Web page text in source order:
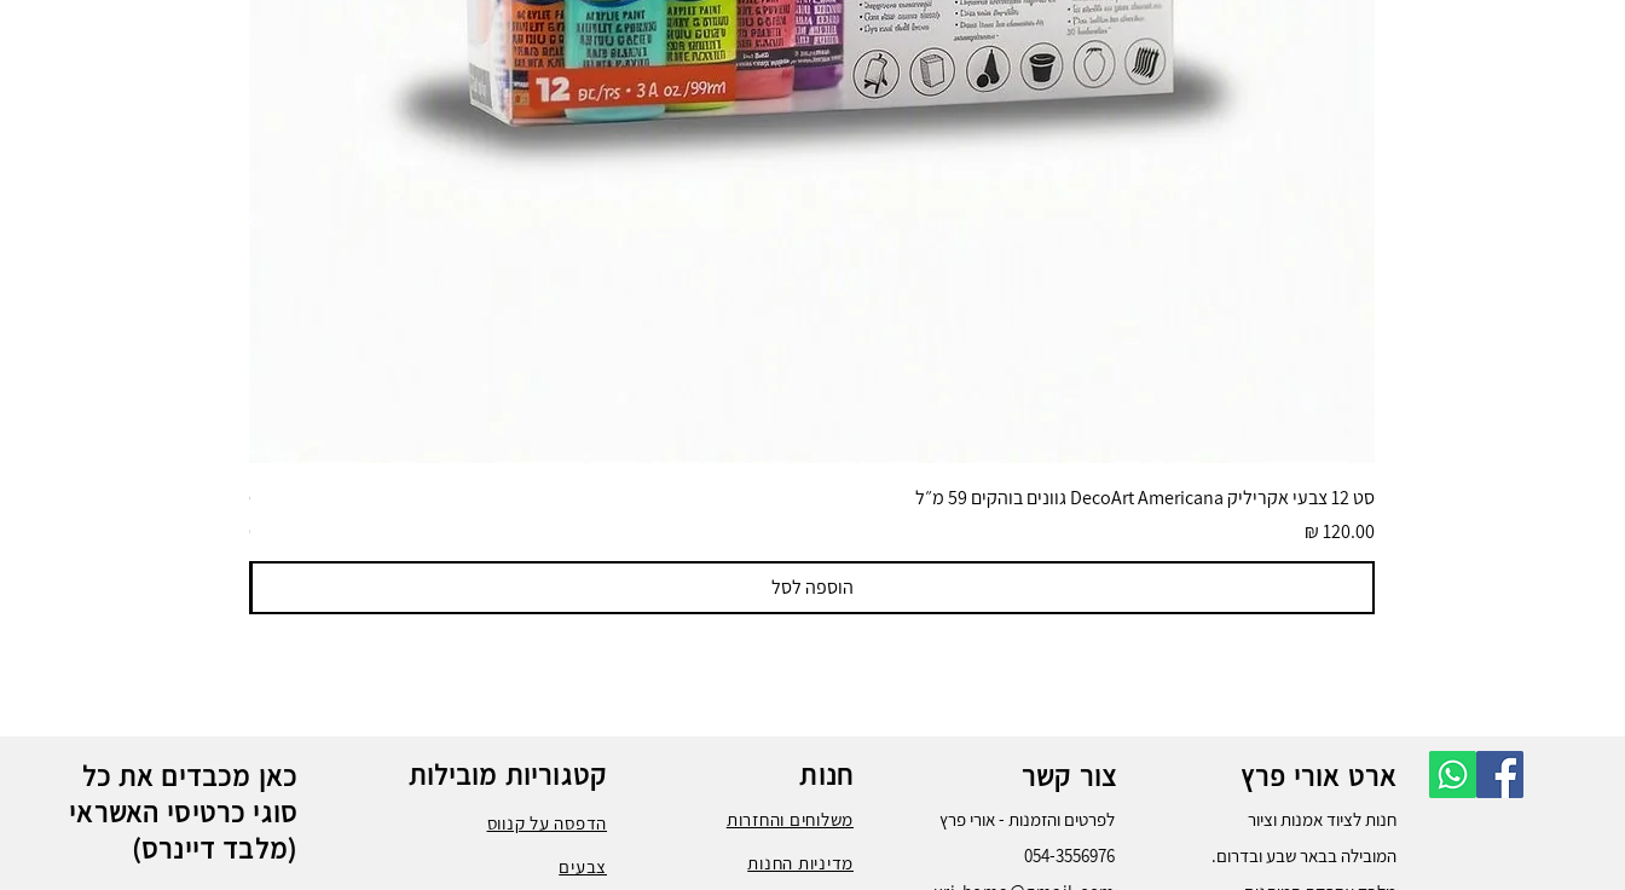
סט 12 צבעי אקריליק DecoArt Americana גוונים בוהקים 59 מ״ל
מחיר
הוספה לסל
ספריי צבע שחור לטמבון MTN WEPRO Bumper Paint
מחיר
כאן מכבדים את כל
סוגי כרטיסי האשראי
(מלבד דיינרס)
קטגוריות מובילות
הדפסה על קנווס
צבעים
חנות
משלוחים והחזרות
מדיניות החנות
צור קשר
לפרטים והזמנות - אורי פרץ
054-3556976
ארט אורי פרץ
חנות לציוד אמנות וציור
המובילה בבאר שבע ובדרום.